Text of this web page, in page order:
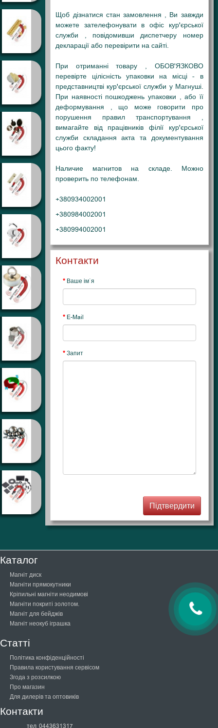
Щоб дізнатися стан замовлення , Ви завжди
можете зателефонувати в офіс кур'єрської
служби , повідомивши диспетчеру номер
декларації або перевірити на сайті.
При отриманні товару , ОБОВ'ЯЗКОВО
перевірте цілісність упаковки на місці - в
представництві кур'єрської служби у Магнуші.
При наявності пошкоджень упаковки , або її
деформування , що може говорити про
порушення правил транспортування ,
вимагайте від працівників філії кур'єрської
служби складання акта та документування
цього факту!
Наличие магнитов на складе. Можно
проверить по телефонам.
+380934002001
+380984002001
+380994002001
Контакти
Ваше ім`я
E-Mail
Запит
Каталог
Магніт диск
Магніти прямокутники
Кріпильні магніти неодимові
Магніти покриті золотом.
Магніт для бейджів
Магніт неокуб іграшка
Статті
Політика конфіденційності
Правила користування сервісом
Згода з розсилкою
Про магазин
Для дилерів та оптовиків
Контакти
тел 0443631317